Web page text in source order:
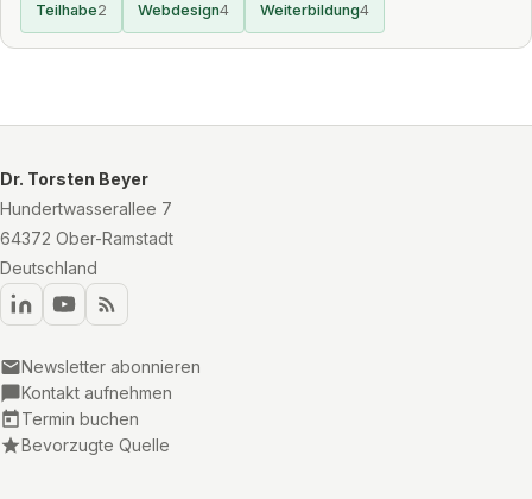
Teilhabe2 Webdesign4 Weiterbildung4
Dr. Torsten Beyer
Hundertwasserallee 7
64372 Ober-Ramstadt
Deutschland
Newsletter abonnieren
Kontakt aufnehmen
Termin buchen
Bevorzugte Quelle